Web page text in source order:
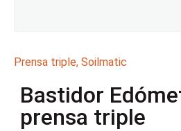
Prensa triple, Soilmatic
Bastidor
prensa triple